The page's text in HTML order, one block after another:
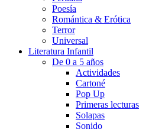
Poesía
Romántica & Erótica
Terror
Universal
Literatura Infantil
De 0 a 5 años
Actividades
Cartoné
Pop Up
Primeras lecturas
Solapas
Sonido